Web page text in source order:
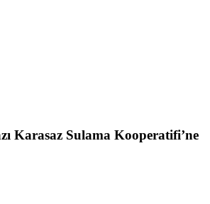
Karasaz Sulama Kooperatifi’ne